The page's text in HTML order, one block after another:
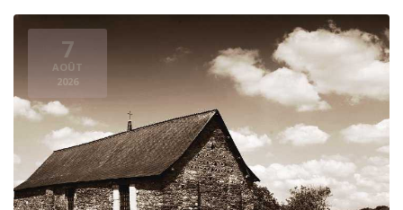
7
AOÛT
2026